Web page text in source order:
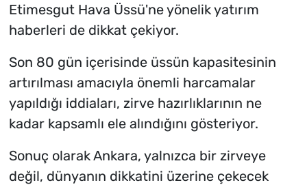
Etimesgut Hava Üssü'ne yönelik yatırım
haberleri de dikkat çekiyor.
Son 80 gün içerisinde üssün kapasitesinin
artırılması amacıyla önemli harcamalar
yapıldığı iddiaları, zirve hazırlıklarının ne
kadar kapsamlı ele alındığını gösteriyor.
Sonuç olarak Ankara, yalnızca bir zirveye
değil, dünyanın dikkatini üzerine çekecek